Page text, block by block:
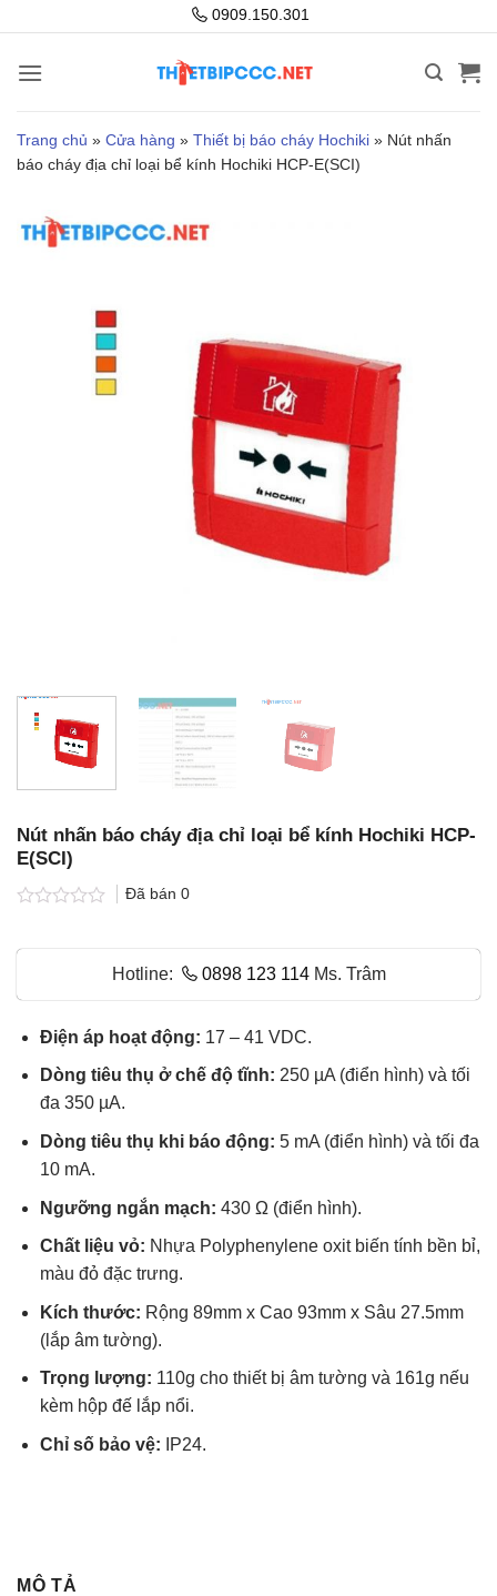
nội
0909.150.301
Trang chủ » Cửa hàng » Thiết bị báo cháy Hochiki » Nút nhấn
báo cháy địa chỉ loại bể kính Hochiki HCP-E(SCI)
Nút nhấn báo cháy địa chỉ loại bể kính Hochiki HCP-
E(SCI)
hạng
5
Đã bán 0
Hotline: 0898 123 114Ms. Trâm
Điện áp hoạt động: 17 – 41 VDC.
Dòng tiêu thụ ở chế độ tĩnh: 250 µA (điển hình) và tối
đa 350 µA.
Dòng tiêu thụ khi báo động: 5 mA (điển hình) và tối đa
10 mA.
Ngưỡng ngắn mạch: 430 Ω (điển hình).
Chất liệu vỏ: Nhựa Polyphenylene oxit biến tính bền bỉ,
màu đỏ đặc trưng.
Kích thước: Rộng 89mm x Cao 93mm x Sâu 27.5mm
(lắp âm tường).
Trọng lượng: 110g cho thiết bị âm tường và 161g nếu
kèm hộp đế lắp nổi.
Chỉ số bảo vệ: IP24.
MÔ TẢ